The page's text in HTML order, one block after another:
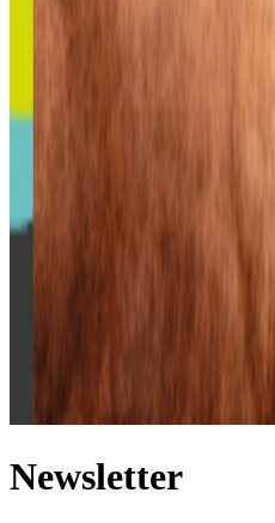
Newsletter